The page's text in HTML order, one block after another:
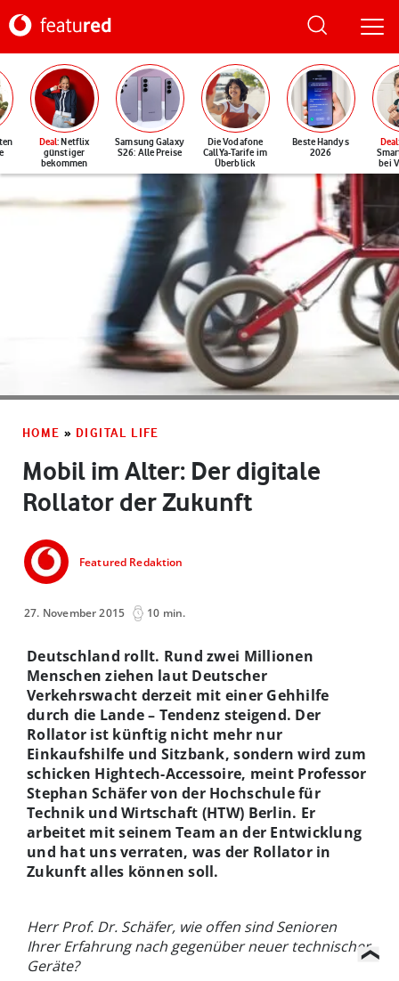
Deal: Netflix
günstiger
bekommen
Samsung Galaxy
S26: Alle Preise
Die Vodafone
CallYa-Tarife im
Überblick
Beste Handys
2026
Deal
bei
HOME » DIGITAL LIFE
Mobil im Alter: Der digitale
Rollator der Zukunft
Featured Redaktion
27. November 2015 10 min.
Deutschland rollt. Rund zwei Millionen
Menschen ziehen laut Deutscher
Verkehrswacht derzeit mit einer Gehhilfe
durch die Lande – Tendenz steigend. Der
Rollator ist künftig nicht mehr nur
Einkaufshilfe und Sitzbank, sondern wird zum
schicken Hightech-Accessoire, meint Professor
Stephan Schäfer von der Hochschule für
Technik und Wirtschaft (HTW) Berlin. Er
arbeitet mit seinem Team an der Entwicklung
und hat uns verraten, was der Rollator in
Zukunft alles können soll.
Herr Prof. Dr. Schäfer, wie offen sind Senioren
Ihrer Erfahrung nach gegenüber neuer technischer
Geräte?